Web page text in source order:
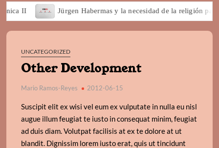
II Jürgen Habermas y la necesidad de la religión para la
UNCATEGORIZED
Other Development
Mario Ramos-Reyes 2012-06-15
Suscipit elit ex wisi vel eum ex vulputate in nulla eu nisl
augue illum feugiat te iusto in consequat minim, feugiat
ad duis diam. Volutpat facilisis at ex te dolore at ut
blandit. Dignissim lorem iusto erat, quis ut tincidunt